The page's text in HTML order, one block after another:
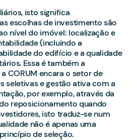
isto significa
escolhas de investimento são
nível do imóvel: localização e
(incluindo a
do edifício e a qualidade
Essa é também a
CORUM encara o setor de
seletivas e gestão ativa com a
por exemplo, através da
reposicionamento quando
isto traduz-se num
não é apenas uma
de seleção.